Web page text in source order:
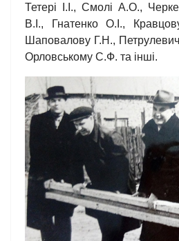
Тетері І.І., Смолі А.О.,
В.І., Гнатенко О.І.,
Шаповалову Г.Н.,
Орловському С.Ф. та інші.